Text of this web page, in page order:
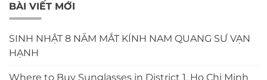
BÀI VIẾT MỚI
SINH NHẬT 8 NĂM MẮT KÍNH NAM QUANG SƯ VẠN
HẠNH
Where to Buy Sunglasses in District 1, Ho Chi Minh